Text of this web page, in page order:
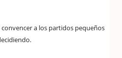
a los partidos pequeños